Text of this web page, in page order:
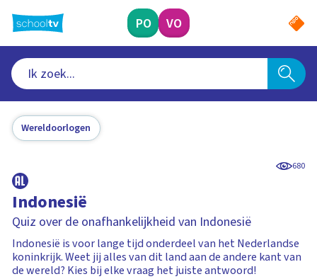
naar
hoofdinhoud
PO VO
Wereldoorlogen
680
Indonesië
Quiz over de onafhankelijkheid van Indonesië
Indonesië is voor lange tijd onderdeel van het Nederlandse
koninkrijk. Weet jij alles van dit land aan de andere kant van
de wereld? Kies bij elke vraag het juiste antwoord!